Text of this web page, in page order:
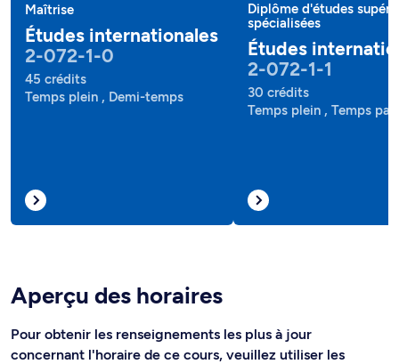
Maîtrise
Études internationales
2-072-1-0
45 crédits
Temps plein , Demi-temps
Diplôme d'études
spécialisées
Études
2-072-1-1
30 crédits
Temps plein , Temps
Aperçu des horaires
Pour obtenir les renseignements les plus à jour
concernant l'horaire de ce cours, veuillez utiliser les